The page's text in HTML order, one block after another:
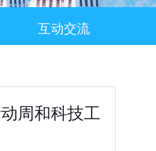
互动交流
周和科技工